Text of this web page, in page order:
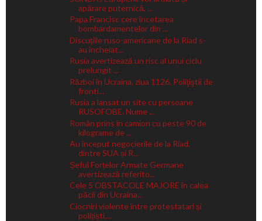
apărare puternică, ...
Papa Francisc cere încetarea
bombardamentelor din ...
Discuțiile ruso-americane de la Riad s-
au încheiat...
Rusia avertizează un risc al unui ciclu
prelungit ...
Război în Ucraina, ziua 1126. Poliţiştii de
fronti...
Rusia a lansat un site cu persoane
RUSOFOBE. Nume ...
Român prins în camion cu peste 90 de
kilograme de ...
Au început negocierile de la Riad,
dintre SUA și R...
Șeful Forțelor Armate Germane
avertizează referito...
Cele 5 OBSTACOLE MAJORE în calea
păcii din Ucraina...
Ciocniri violente între protestatari și
polițiști,...